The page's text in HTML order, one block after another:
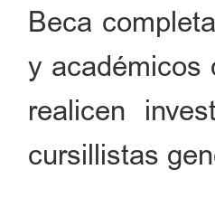
Beca
y académicos
realicen
cursillistas